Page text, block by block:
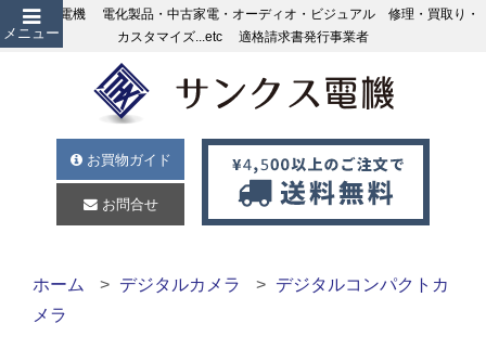
メニュー
サンクス電機 電化製品・中古家電・オーディオ・ビジュアル 修理・買取り・
カスタマイズ...etc 適格請求書発行事業者
お買物ガイド
お問合せ
ホーム デジタルカメラ
デジタルコンパクトカ
メラ